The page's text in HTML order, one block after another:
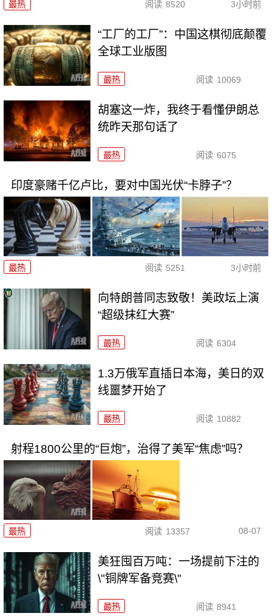
最热 阅读 8520 3小时前
“工厂的工厂”：中国这棋彻底颠覆
全球工业版图
最热 阅读 10069
胡塞这一炸，我终于看懂伊朗总
统昨天那句话了
最热 阅读 6075
印度豪赌千亿卢比，要对中国光伏“卡脖子”？
最热 阅读 5251 3小时前
向特朗普同志致敬！美政坛上演
“超级抹红大赛”
最热 阅读 6304
1.3万俄军直插日本海，美日的双
线噩梦开始了
最热 阅读 10882
射程1800公里的“巨炮”，治得了美军“焦虑”吗？
最热 阅读 13357 08-07
美狂囤百万吨：一场提前下注的
\"铜牌军备竞赛\"
最热 阅读 8941